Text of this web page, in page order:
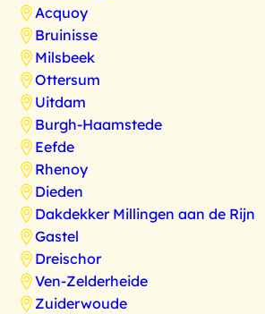
Acquoy
Bruinisse
Milsbeek
Ottersum
Uitdam
Burgh-Haamstede
Eefde
Rhenoy
Dieden
Dakdekker Millingen aan de Rijn
Gastel
Dreischor
Ven-Zelderheide
Zuiderwoude